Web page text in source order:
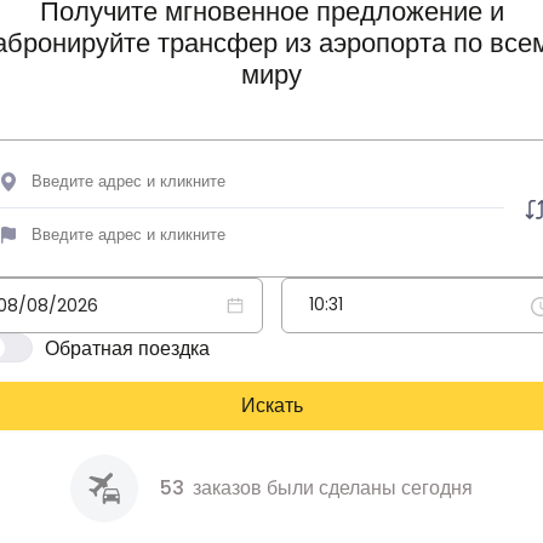
Получите мгновенное предложение и
трансфер из аэропорта по
миру
Обратная поездка
Искать
53 заказов были сделаны сегодня